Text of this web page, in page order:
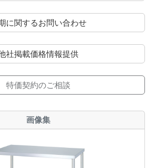
に関するお問い合わせ
社掲載価格情報提供
特価契約のご相談
画像集